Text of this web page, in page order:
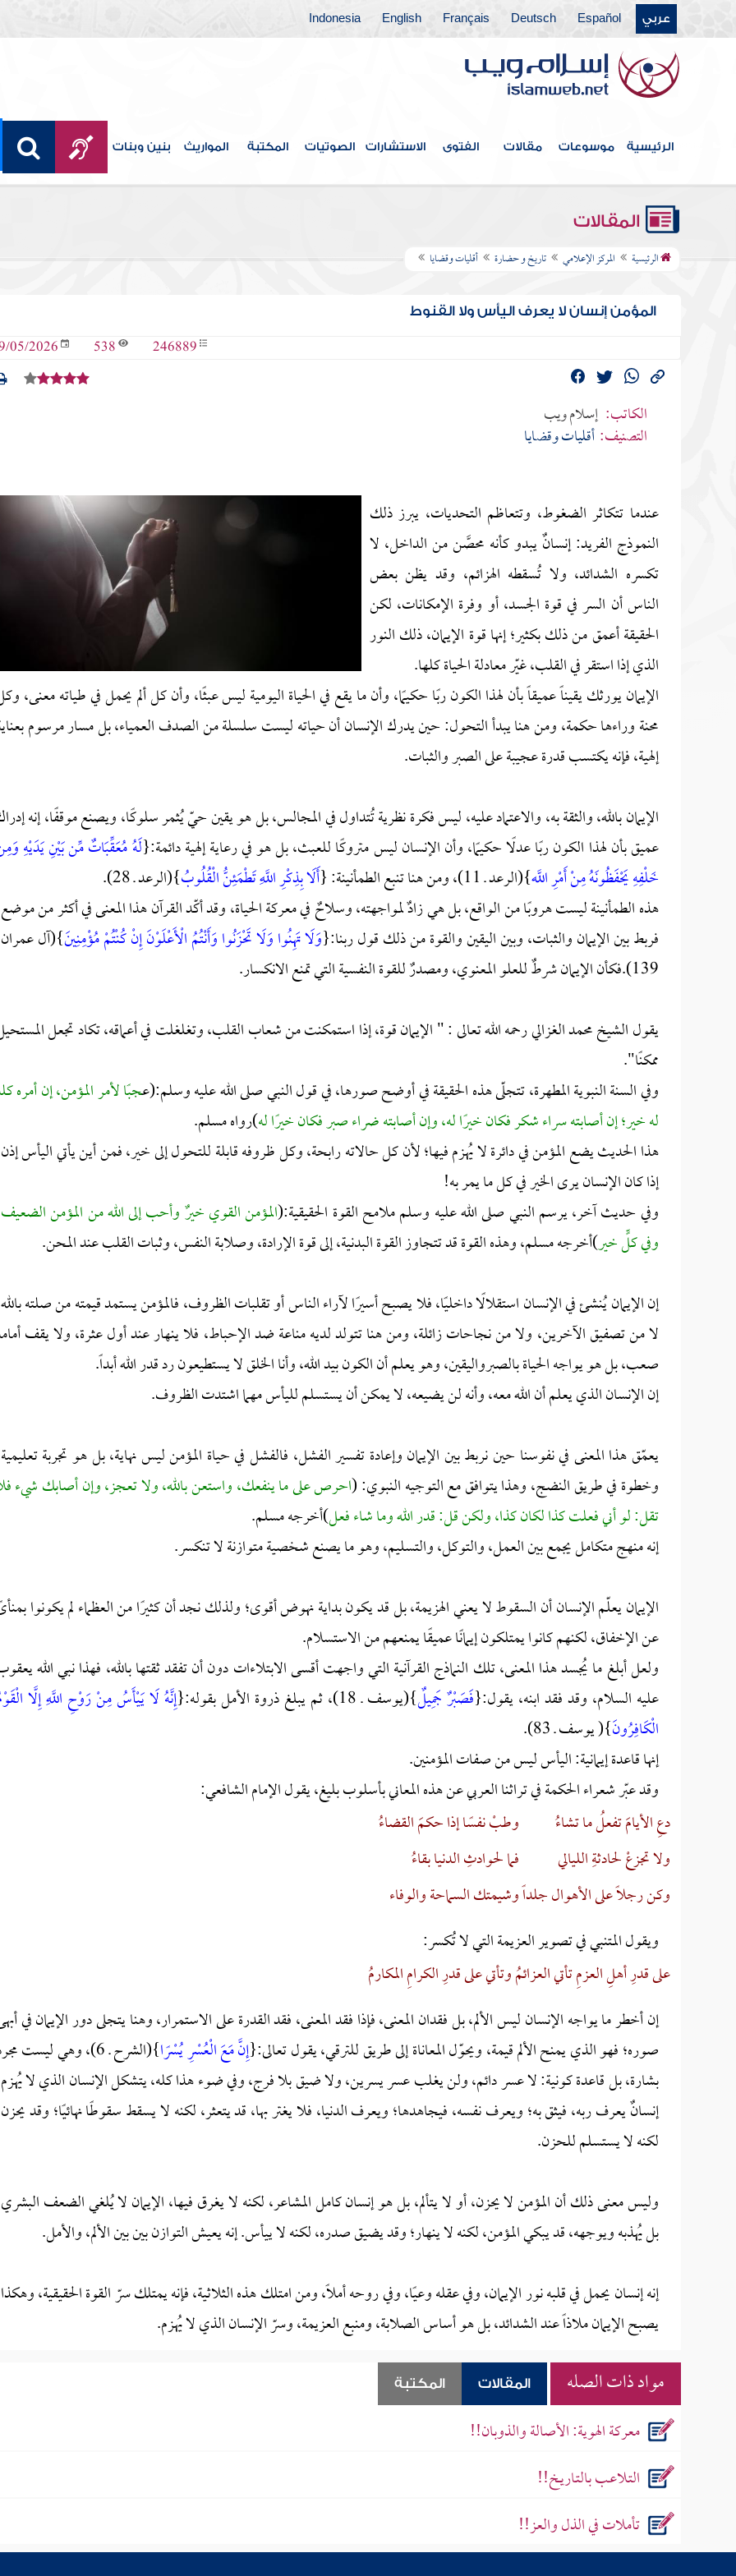
عربي Español
Deutsch
Français
English
Indonesia
الرئيسية موسوعات مقالات الفتوى الاستشارات الصوتيات المكتبة المواريث بنين وبنات
المقالات
الرئيسية المركز الإعلامي تاريخ و حضارة أقليات وقضايا
المؤمن إنسان لا يعرف اليأس ولا القنوط
246889
538
05/2026
الكاتب: إسلام ويب
التصنيف:أقليات وقضايا
عندما تتكاثر الضغوط، وتتعاظم التحديات، يبرز ذلك
النموذج الفريد: إنسانٌ يبدو كأنه محصَّن من الداخل، لا
تكسره الشدائد، ولا تُسقطه الهزائم، وقد يظن بعض
الناس أن السر في قوة الجسد، أو وفرة الإمكانات، لكن
الحقيقة أعمق من ذلك بكثير؛ إنها قوة الإيمان، ذلك النور
الذي إذا استقر في القلب، غيّر معادلة الحياة كلها.
الإيمان يورثك يقيناً عميقاً بأن لهذا الكون ربًا حكيمًا، وأن ما يقع في الحياة اليومية ليس عبثًا، وأن كل ألم يحمل في طياته معنى،
محنة وراءها حكمة، ومن هنا يبدأ التحول: حين يدرك الإنسان أن حياته ليست سلسلة من الصدف العمياء، بل مسار مرسوم
إلهية، فإنه يكتسب قدرة عجيبة على الصبر والثبات.
الإيمان بالله، والثقة به، والاعتماد عليه، ليس فكرة نظرية تُتداول في المجالس، بل هو يقين حيّ يُثمر سلوكًا، ويصنع موقفًا، إنه
عميق بأن لهذا الكون ربًا عدلًا حكيمًا، وأن الإنسان ليس متروكًا للعبث، بل هو في رعاية إلهية دائمة:{لَهُ مُعَقِّبَاتٌ مِّن بَيْنِ يَدَيْهِ
خَلْفِهِ يَحْفَظُونَهُ مِنْ أَمْرِ اللَّه}(الرعد ـ 11)، ومن هنا تنبع الطمأنينة: { أَلَا بِذِكْرِ اللَّهِ تَطْمَئِنُّ الْقُلُوبُ}(الرعد ـ 28).
هذه الطمأنينة ليست هروبًا من الواقع، بل هي زادٌ لمواجهته، وسلاحٌ في معركة الحياة، وقد أكّد القرآن هذا المعنى في أكثر من
فربط بين الإيمان والثبات، وبين اليقين والقوة من ذلك قول ربنا:{وَلَا تَهِنُوا وَلَا تَحْزَنُوا وَأَنْتُمُ الْأَعْلَوْنَ إِنْ كُنْتُمْ مُؤْمِنِينَ}(آل
139).فكأن الإيمان شرطٌ للعلو المعنوي، ومصدرٌ للقوة النفسية التي تمنع الانكسار.
يقول الشيخ محمد الغزالي رحمه الله تعالى : " الإيمان قوة، إذا استمكنت من شعاب القلب، وتغلغلت في أعماقه، تكاد تجعل
ممكنًا".
وفي السنة النبوية المطهرة، تتجلّى هذه الحقيقة في أوضح صورها، في قول النبي صلى الله عليه وسلم:(عجبًا لأمر المؤمن، إن أمره
له خير؛ إن أصابته سراء شكر فكان خيرًا له، وإن أصابته ضراء صبر فكان خيرًا له)رواه مسلم.
هذا الحديث يضع المؤمن في دائرة لا يُهزم فيها؛ لأن كل حالاته رابحة، وكل ظروفه قابلة للتحول إلى خير، فمن أين يأتي اليأس
إذا كان الإنسان يرى الخير في كل ما يمر به!
وفي حديث آخر، يرسم النبي صلى الله عليه وسلم ملامح القوة الحقيقية:(المؤمن القوي خيرٌ وأحب إلى الله من المؤمن
وفي كلٍّ خير)أخرجه مسلم، وهذه القوة قد تتجاوز القوة البدنية، إلى قوة الإرادة، وصلابة النفس، وثبات القلب عند المحن.
إن الإيمان يُنشئ في الإنسان استقلالًا داخليًا، فلا يصبح أسيرًا لآراء الناس أو تقلبات الظروف، فالمؤمن يستمد قيمته من صلته
لا من تصفيق الآخرين، ولا من نجاحات زائلة، ومن هنا تتولد لديه مناعة ضد الإحباط، فلا ينهار عند أول عثرة، ولا يقف
صعب، بل هو يواجه الحياة بالصبرواليقين، وهو يعلم أن الكون بيد الله، وأنا الخلق لا يستطيعون رد قدر الله أبداً.
إن الإنسان الذي يعلم أن الله معه، وأنه لن يضيعه، لا يمكن أن يستسلم لليأس مهما اشتدت الظروف.
يعمّق هذا المعنى في نفوسنا حين نربط بين الإيمان وإعادة تفسير الفشل، فالفشل في حياة المؤمن ليس نهاية، بل هو تجربة
وخطوة في طريق النضج، وهذا يتوافق مع التوجيه النبوي: (احرص على ما ينفعك، واستعن بالله، ولا تعجز، وإن أصابك شيء
تقل: لو أني فعلت كذا لكان كذا، ولكن قل: قدر الله وما شاء فعل)أخرجه مسلم.
إنه منهج متكامل يجمع بين العمل، والتوكل، والتسليم، وهو ما يصنع شخصية متوازنة لا تنكسر.
الإيمان يعلّم الإنسان أن السقوط لا يعني الهزيمة، بل قد يكون بداية نهوض أقوى؛ ولذلك نجد أن كثيرًا من العظماء لم يكونوا
عن الإخفاق، لكنهم كانوا يمتلكون إيمانًا عميقًا يمنعهم من الاستسلام.
ولعل أبلغ ما يُجسد هذا المعنى، تلك النماذج القرآنية التي واجهت أقسى الابتلاءات دون أن تفقد ثقتها بالله، فهذا نبي الله
عليه السلام، وقد فقد ابنه، يقول:{فَصَبْرٌ جَمِيلٌ}(يوسف ـ 18)، ثم يبلغ ذروة الأمل بقوله:{
إِنَّهُ لَا يَيْأَسُ مِنْ رَوْحِ اللَّهِ إِلَّا
الْكَافِرُونَ}( يوسف ـ 83).
إنها قاعدة إيمانية: اليأس ليس من صفات المؤمنين.
وقد عبّر شعراء الحكمة في تراثنا العربي عن هذه المعاني بأسلوب بليغ، يقول الإمام الشافعي:
دعِ الأيامَ تفعلُ ما تشاءُ
وطبْ نفسًا إذا حكمَ القضاءُ
ولا تجزعْ لحادثةِ الليالي
فما لحوادثِ الدنيا بقاءُ
وكن رجلاً على الأهوال جلداًوشيمتك السماحة والوفاء
ويقول المتنبي في تصوير العزيمة التي لا تُكسر:
على قدرِ أهلِ العزمِ تأتي العزائمُوتأتي على قدرِ الكرامِ المكارمُ
إن أخطر ما يواجه الإنسان ليس الألم، بل فقدان المعنى، فإذا فقد المعنى، فقد القدرة على الاستمرار، وهنا يتجلى دور الإيمان في
صوره؛ فهو الذي يمنح الألم قيمة، ويحوّل المعاناة إلى طريق للترقي، يقول تعالى:{إِنَّ مَعَ الْعُسْرِ يُسْرًا
}(الشرح ـ 6)، وهي ليست
بشارة، بل قاعدة كونية: لا عسر دائم، ولن يغلب عسر يسرين، ولا ضيق بلا فرج، وفي ضوء هذا كله، يتشكل الإنسان الذي لا
إنسانٌ يعرف ربه، فيثق به؛ ويعرف نفسه، فيجاهدها؛ ويعرف الدنيا، فلا يغتر بها، قد يتعثر، لكنه لا يسقط سقوطًا نهائيًا؛ وقد
لكنه لا يستسلم للحزن.
وليس معنى ذلك أن المؤمن لا يحزن، أو لا يتألم، بل هو إنسان كامل المشاعر، لكنه لا يغرق فيها، الإيمان لا يُلغي الضعف
بل يُهذبه ويوجهه، قد يبكي المؤمن، لكنه لا ينهار؛ وقد يضيق صدره، لكنه لا ييأس. إنه يعيش التوازن بين بين الألم، والأمل.
إنه إنسان يحمل في قلبه نور الإيمان، وفي عقله وعيًا، وفي روحه أملًا، ومن امتلك هذه الثلاثية، فإنه يمتلك سرّ القوة الحقيقية،
يصبح الإيمان ملاذاً عند الشدائد، بل هو أساس الصلابة، ومنبع العزيمة، وسرّ الإنسان الذي لا يُهزم.
مواد ذات الصله المقالات المكتبة
معركة الهوية: الأصالة والذوبان!!
التـلاعـب بالتـاريـخ!!
تأملات في الذل والعز!!